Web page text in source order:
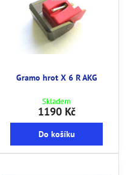
Gramo hrot X 6 R AKG
Skladem
1190 Kč
Do košíku